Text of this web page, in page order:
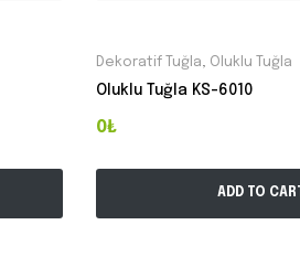
Dekoratif Tuğla, Oluklu Tuğla
Oluklu Tuğla KS-6010
0₺
ADD TO CART